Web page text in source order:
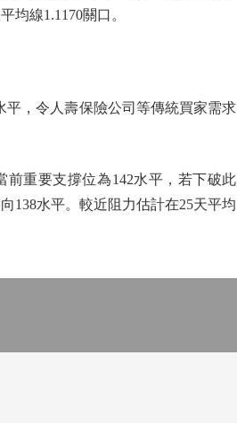
均線1.1170關口。
，令人壽保險公司等傳統買家需求
重要支撐位為142水平，若下破此
138水平。較近阻力估計在25天平均